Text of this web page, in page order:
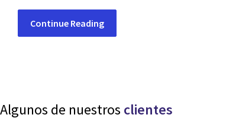
Continue Reading
Algunos de nuestros clientes